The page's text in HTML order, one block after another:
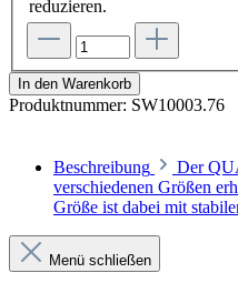
reduzieren.
In den Warenkorb
Produktnummer: SW10003.76
Beschreibung
Der
verschiedenen Größen
Größe ist dabei mit
Menü schließen